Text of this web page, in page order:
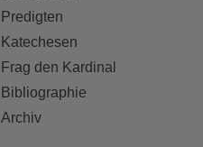
Predigten
Katechesen
Frag den Kardinal
Bibliographie
Archiv